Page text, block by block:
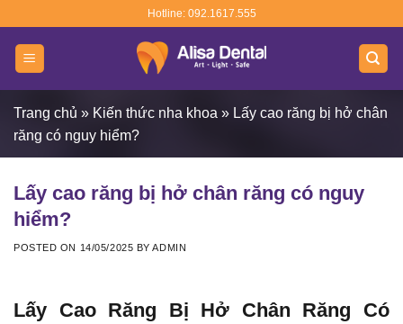
content
Hotline: 092.1617.555
Trang chủ » Kiến thức nha khoa » Lấy cao răng bị hở chân
răng có nguy hiểm?
Lấy cao răng bị hở chân răng có nguy
hiểm?
POSTED ON 14/05/2025 BYADMIN
Lấy Cao Răng Bị Hở Chân Răng Có